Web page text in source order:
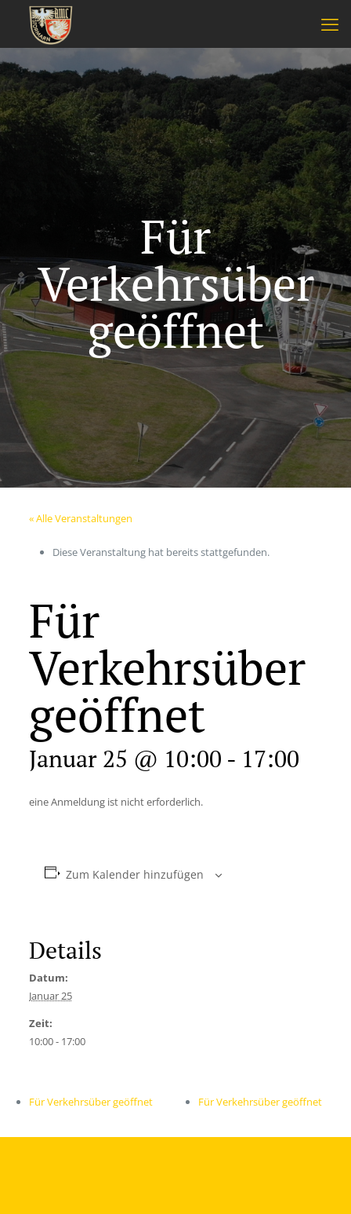
Für
Verkehrsüber
geöffnet
« Alle Veranstaltungen
Diese Veranstaltung hat bereits stattgefunden.
Für
Verkehrsüber
geöffnet
Januar 25 @ 10:00 - 17:00
eine Anmeldung ist nicht erforderlich.
Zum Kalender hinzufügen
Details
Datum:
Januar 25
Zeit:
10:00 - 17:00
Für Verkehrsüber geöffnet Für Verkehrsüber geöffnet